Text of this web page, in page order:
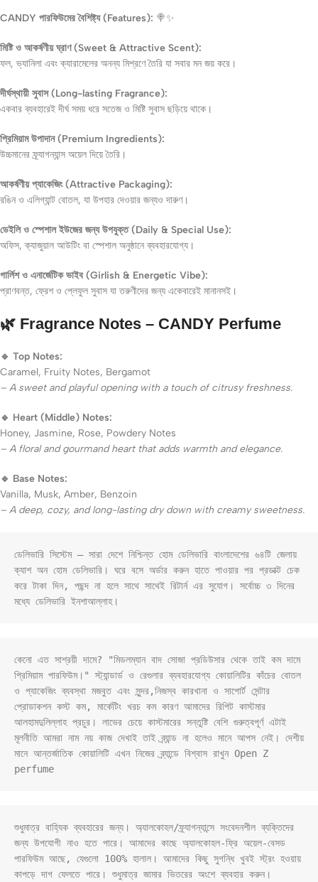
CANDY পারফিউমের বৈশিষ্ট্য (Features): 🍭✨
মিষ্টি ও আকর্ষণীয় ঘ্রাণ (Sweet & Attractive Scent):
ফল, ভ্যানিলা এবং ক্যারামেলের অনন্য মিশ্রণে তৈরি যা সবার মন জয় করে।
দীর্ঘস্থায়ী সুবাস (Long-lasting Fragrance):
একবার ব্যবহারেই দীর্ঘ সময় ধরে সতেজ ও মিষ্টি সুবাস ছড়িয়ে থাকে।
প্রিমিয়াম উপাদান (Premium Ingredients):
উচ্চমানের ফ্র্যাগন্যান্স অয়েল দিয়ে তৈরি।
আকর্ষণীয় প্যাকেজিং (Attractive Packaging):
রঙিন ও এলিগ্যান্ট বোতল, যা উপহার দেওয়ার জন্যও দারুণ।
ডেইলি ও স্পেশাল ইউজের জন্য উপযুক্ত (Daily & Special Use):
অফিস, ক্যাজুয়াল আউটিং বা স্পেশাল অনুষ্ঠানে ব্যবহারযোগ্য।
গার্লিশ ও এনার্জেটিক ভাইব (Girlish & Energetic Vibe):
প্রাণবন্ত, ফ্রেশ ও প্লেফুল সুবাস যা তরুণীদের জন্য একেবারেই মানানসই।
🌿 Fragrance Notes – CANDY Perfume
🔹 Top Notes:
Caramel, Fruity Notes, Bergamot
– A sweet and playful opening with a touch of citrusy freshness.
🔹 Heart (Middle) Notes:
Honey, Jasmine, Rose, Powdery Notes
– A floral and gourmand heart that adds warmth and elegance.
🔹 Base Notes:
Vanilla, Musk, Amber, Benzoin
– A deep, cozy, and long-lasting dry down with creamy sweetness.
ডেলিভারি সিস্টেম – সারা দেশে নিশ্চিন্ত হোম ডেলিভারি বাংলাদেশের ৬৪টি জেলায়
ক্যাশ অন হোম ডেলিভারি। ঘরে বসে অর্ডার করুন হাতে পাওয়ার পর প্রডাক্ট চেক
করে টাকা দিন, পছন্দ না হলে সাথে সাথেই রিটার্ন এর সুযোগ। সর্বোচ্চ ৩ দিনের
মধ্যে ডেলিভারি ইনশাআল্লাহ।
কেনো এত সাশ্রয়ী দামে? "মিডলম্যান বাদ সোজা প্রডিউসার থেকে তাই কম দামে
প্রিমিয়াম পারফিউম।" স্ট্যান্ডার্ড ও রেগুলার ব্যবহারযোগ্য কোয়ালিটির কাঁচের বোতল
ও প্যাকেজিং ব্যবস্থা মজবুত এবং সুন্দর,নিজস্ব কারখানা ও সাপোর্ট সেন্টার
প্রোডাকশন কস্ট কম, মার্কেটিং খরচ কম কারণ আমাদের রিপিট কাস্টমার
আলহামদুলিল্লাহ প্রচুর। লাভের চেয়ে কাস্টমারের সন্তুষ্টি বেশি গুরুত্বপূর্ণ এটাই
মূলনীতি আমরা নাম নয় কাজ দেখাই তাই ব্র্যান্ড না হলেও মানে আপস নেই। দেশীয়
মানে আন্তর্জাতিক কোয়ালিটি এখন নিজের ব্র্যান্ডে বিশ্বাস রাখুন Open Z
perfume
শুধুমাত্র বাহ্যিক ব্যবহারের জন্য। অ্যালকোহল/ফ্র্যাগন্যান্সে সংবেদনশীল ব্যক্তিদের
জন্য উপযোগী নাও হতে পারে। আমাদের কাছে অ্যালকোহল-ফ্রি অয়েল-বেসড
পারফিউম আছে, যেগুলো 100% হালাল। আমাদের কিছু সুগন্ধি খুবই স্ট্রং হওয়ায়
কাপড়ে দাগ ফেলতে পারে। শুধুমাত্র জামার ভিতরের অংশে ব্যবহার করুন।